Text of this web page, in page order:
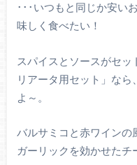
･･･いつもと同じか安い
味しく食べたい！
スパイスとソースがセ
リアータ用セット」な
よ～。
バルサミコと赤ワインの
ガーリックを効かせたチ